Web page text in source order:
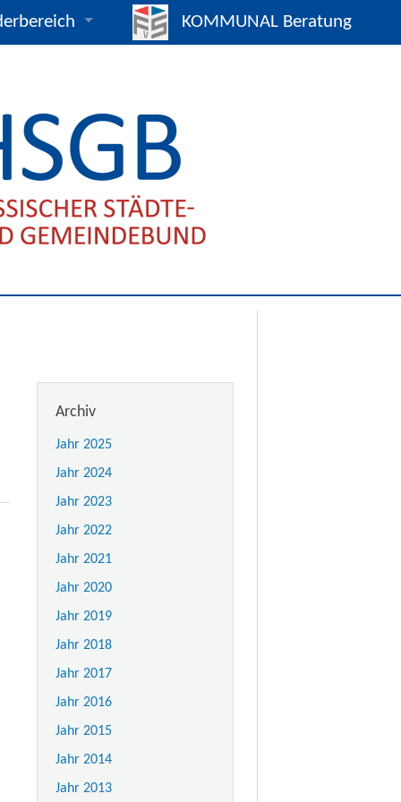
und Vertragsmuster
und Beschlüsse
KOMMUNAL Beratung
Archiv
Jahr 2025
Jahr 2024
Jahr 2023
Jahr 2022
Jahr 2021
Jahr 2020
Jahr 2019
Jahr 2018
Jahr 2017
Jahr 2016
Jahr 2015
Jahr 2014
Jahr 2013